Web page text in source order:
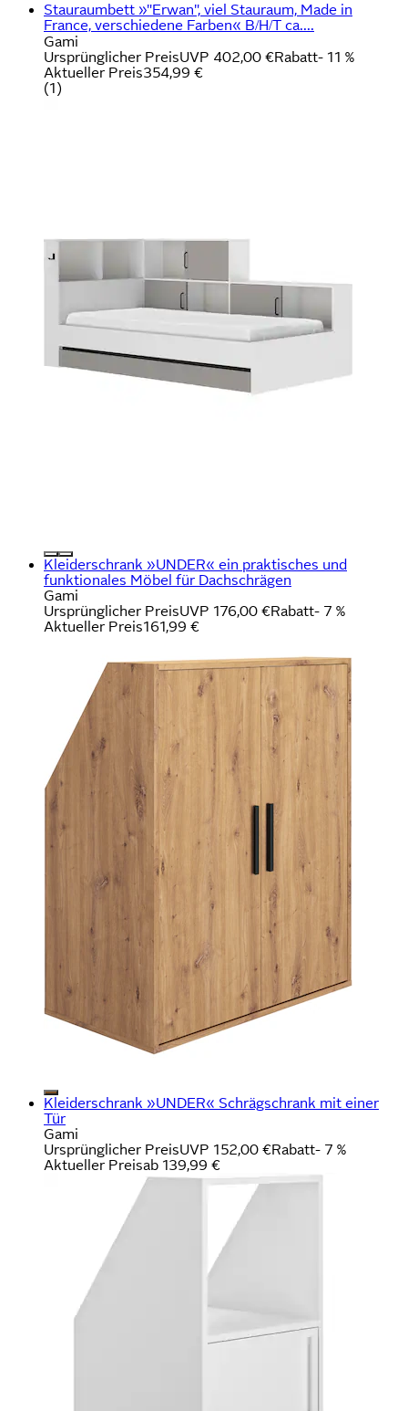
Stauraumbett »"Erwan", viel Stauraum, Made in
France, verschiedene Farben« B/H/T ca....
Gami
Ursprünglicher PreisUVP 402,00 €Rabatt- 11 %
Aktueller Preis354,99 €
(1)
Kleiderschrank »UNDER« ein praktisches und
funktionales Möbel für Dachschrägen
Gami
Ursprünglicher PreisUVP 176,00 €Rabatt- 7 %
Aktueller Preis161,99 €
Kleiderschrank »UNDER« Schrägschrank mit einer
Tür
Gami
Ursprünglicher PreisUVP 152,00 €Rabatt- 7 %
Aktueller Preisab 139,99 €